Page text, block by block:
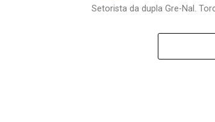
Setorista da dupla Gre-Nal.